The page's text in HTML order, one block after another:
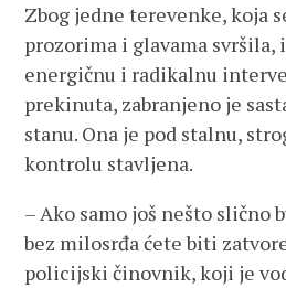
Zbog jedne terevenke, koja
prozorima i glavama svršila,
energičnu i radikalnu
prekinuta, zabranjeno je
stanu. Ona je pod stalnu,
kontrolu stavljena.
– Ako samo još nešto slično
bez milosrđa ćete biti
policijski činovnik, koji je